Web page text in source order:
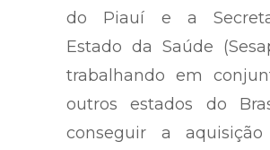
do Piauí e a
Estado da Saúde
trabalhando em
outros estados do
conseguir a aquisição